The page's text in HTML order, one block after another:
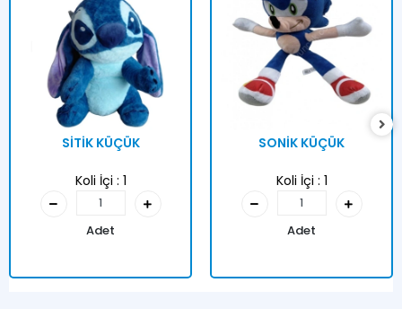
SİTİK KÜÇÜK
Koli İçi : 1
Adet
SONİK KÜÇÜK
Koli İçi : 1
Adet